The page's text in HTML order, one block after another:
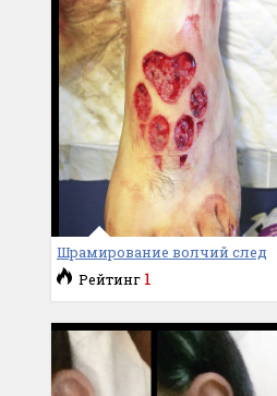
Шрамирование волчий след
Рейтинг 1